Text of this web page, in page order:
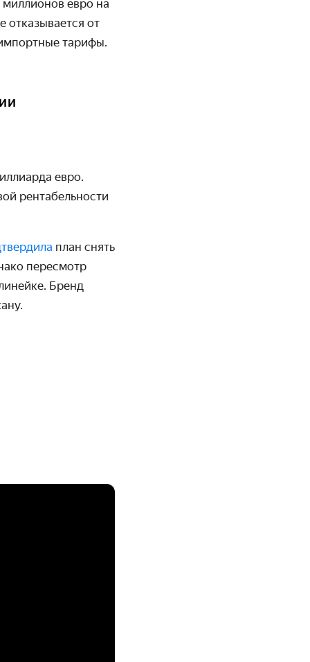
евро на
отказывается от
тарифы.
евро.
рентабельности
план снять
пересмотр
Бренд